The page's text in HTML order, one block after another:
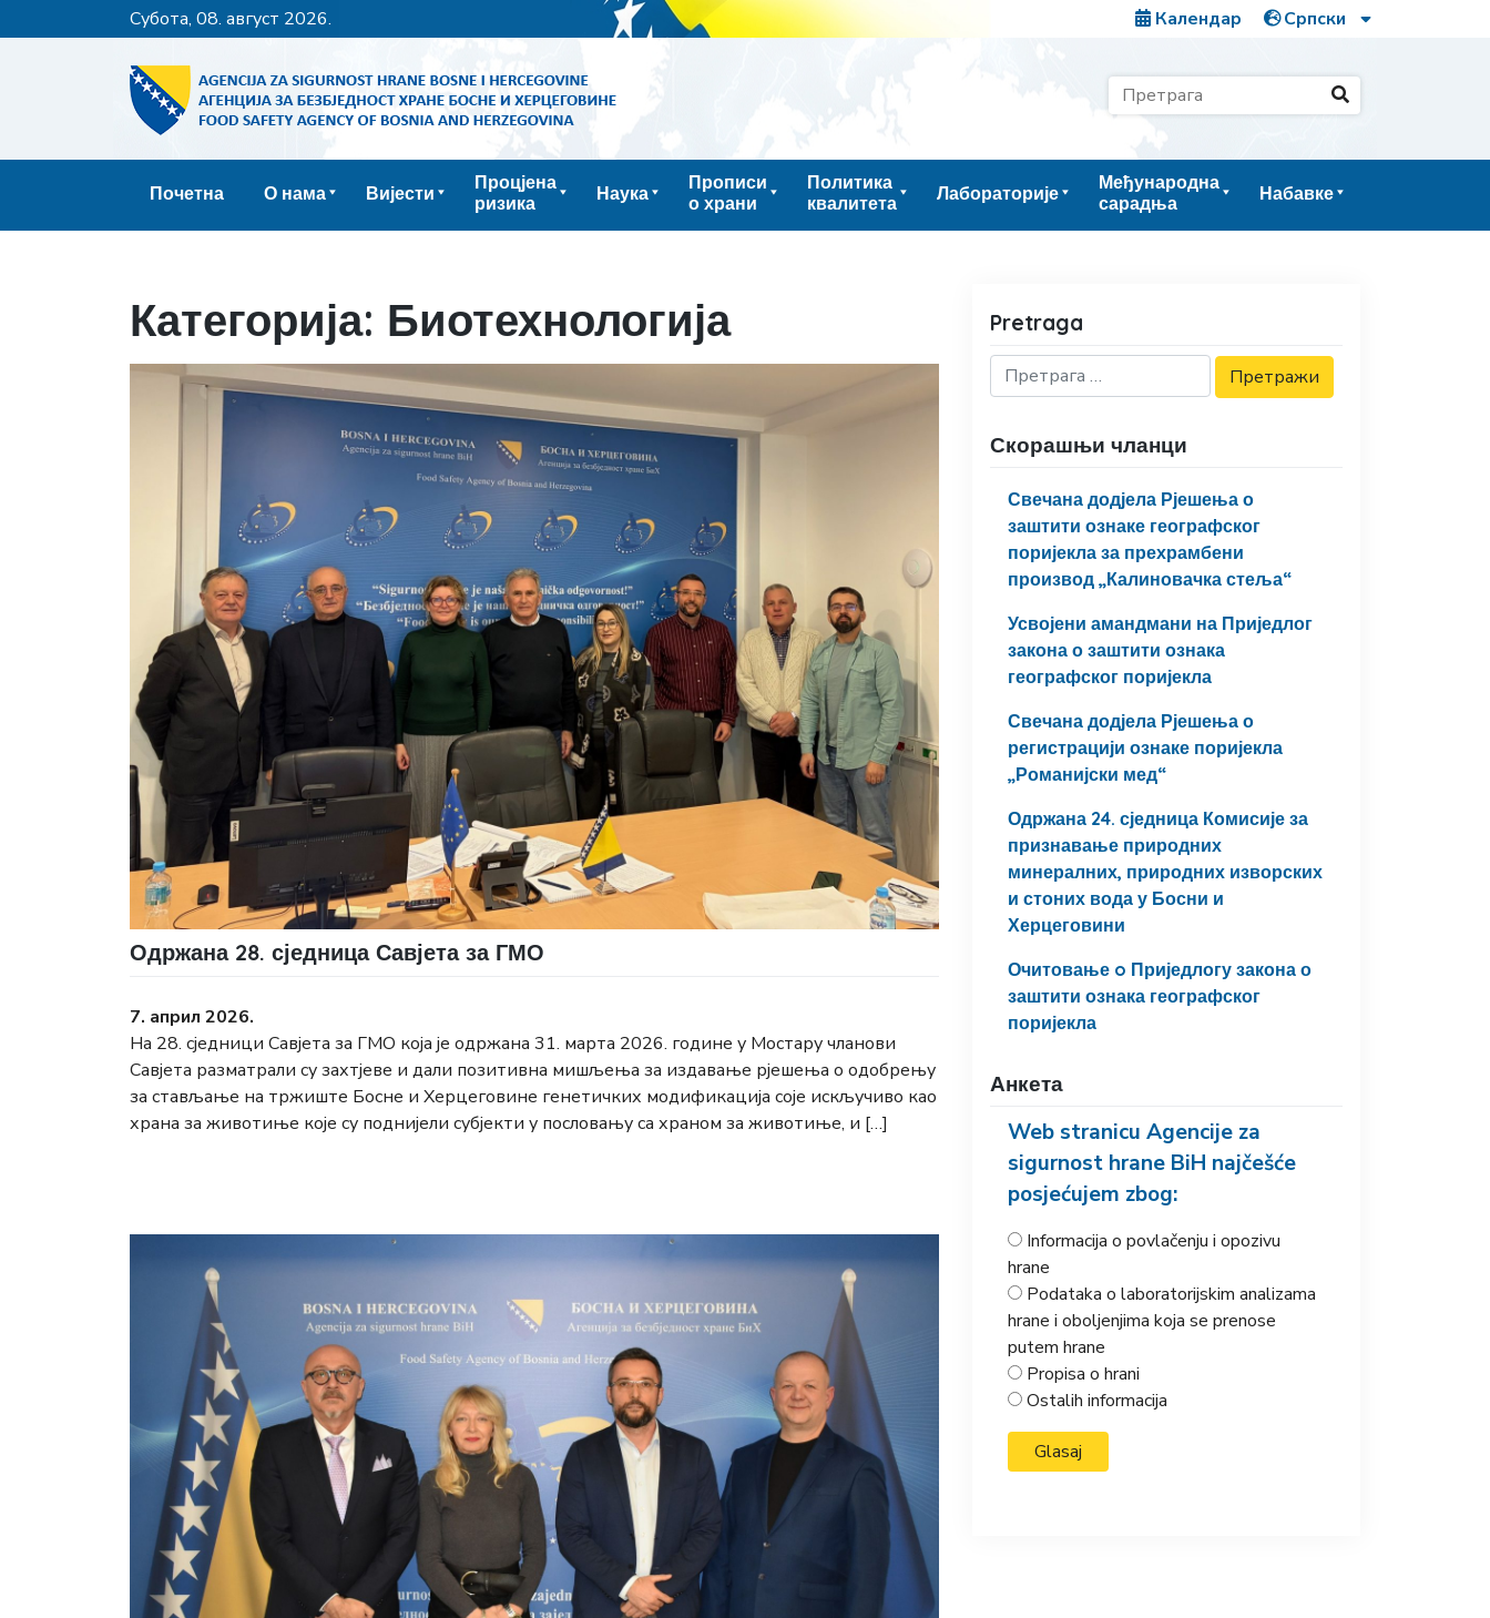
субота, 08. август 2026. Календар
Почетна О нама Вијести
Процјена
ризика
Наука
Прописи
о храни
Политика
квалитета
Лабораторије
Међународна
сарадња
Набавке
Категорија: Биотехнологија
Одржана 28. сједница Савјета за ГМО
7. април 2026.
На 28. сједници Савјета за ГМО која је одржана 31. марта 2026. године у Мостару чланови
Савјета разматрали су захтјеве и дали позитивна мишљења за издавање рјешења о одобрењу
за стављање на тржиште Босне и Херцеговине генетичких модификација соје искључиво као
храна за животиње које су поднијели субјекти у пословању са храном за животиње, и […]
Pretraga
Скорашњи чланци
Свечана додјела Рјешења о
заштити ознаке географског
поријекла за прехрамбени
производ „Калиновачка стеља“
Усвојени амандмани на Приједлог
закона о заштити ознака
географског поријекла
Свечана додјела Рјешења о
регистрацији ознаке поријекла
„Романијски мед“
Одржана 24. сједница Комисије за
признавање природних
минералних, природних изворских
и стоних вода у Босни и
Херцеговини
Очитовање o Приједлогу закона о
заштити ознака географског
поријекла
Анкета
Web stranicu Agencije za
sigurnost hrane BiH najčešće
posjećujem zbog:
Informacija o povlačenju i opozivu
hrane
Podataka o laboratorijskim analizama
hrane i oboljenjima koja se prenose
putem hrane
Propisa o hrani
Ostalih informacija